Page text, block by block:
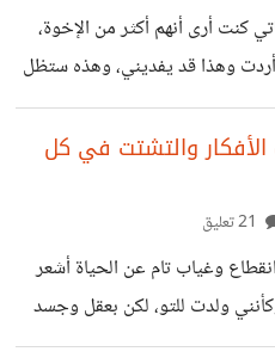
يتم عمله على
أرى أنهم أكثر من الإخوة،
وهذا قد يفديني، وهذه ستظل
عليهم بل لكثرة ما بيننا توقعت
أراهم كذلك، هم مجرد معارف تختلف
منهم شيئ دون طلبه أو انتظر
توقعات مع أشخاص وأشخاص بلا أي توقعات
من النفس حسب العلاقات
والتشتت في كل
وغياب تام عن الحياة أشعر
ولدت للتو، لكن بعقل وجسد
شخص كبير. تعرفون عندما نترك طعام أو شراب